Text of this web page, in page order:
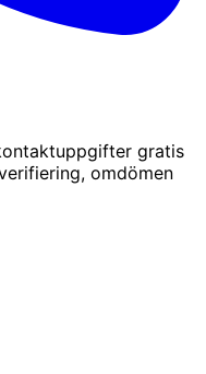
gratis
omdömen